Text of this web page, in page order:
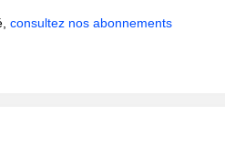
consultez nos abonnements